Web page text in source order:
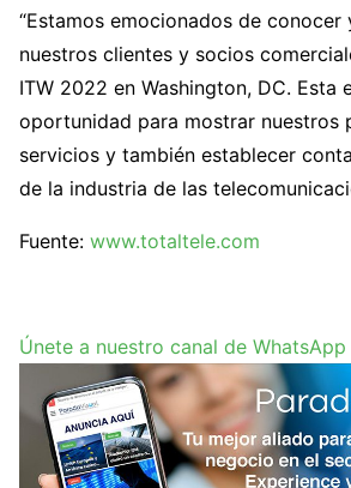
“Estamos emocionados de conocer
nuestros clientes y socios
ITW 2022 en Washington, DC. Esta
oportunidad para mostrar nuestros
servicios y también establecer
de la industria de las
Fuente: www.totaltele.com
Únete a nuestro canal de WhatsApp